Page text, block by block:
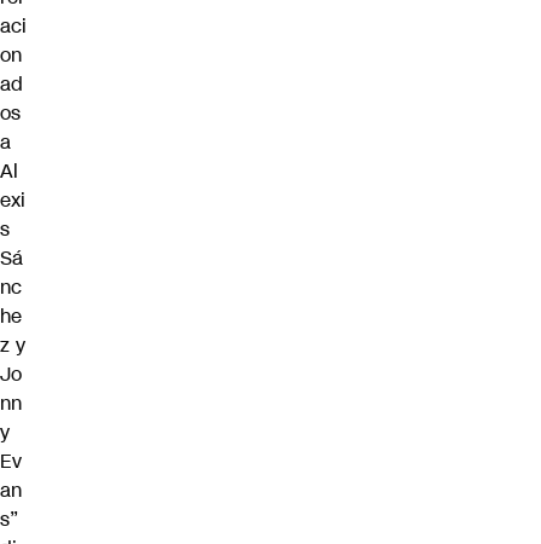
aci
on
ad
os
a
Al
exi
s
Sá
nc
he
z y
Jo
nn
y
Ev
an
s”